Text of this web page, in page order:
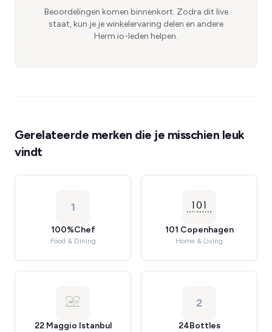
Beoordelingen komen binnenkort. Zodra dit live
staat, kun je je winkelervaring delen en andere
Herm.io-leden helpen.
Gerelateerde merken die je misschien leuk
vindt
1
100%Chef
Food & Dining
101 Copenhagen
Home & Living
22 Maggio Istanbul
2
24Bottles